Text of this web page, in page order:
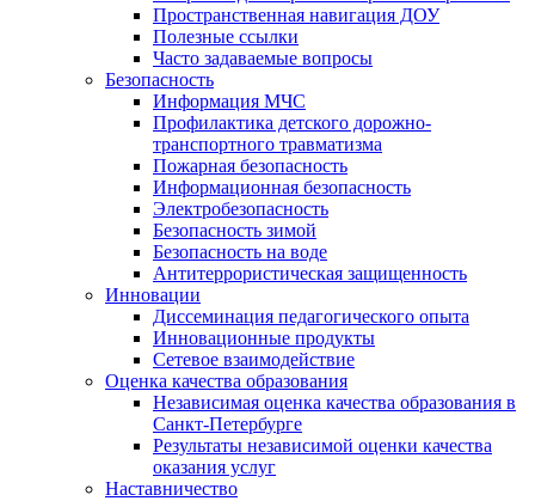
Пространственная навигация ДОУ
Полезные ссылки
Часто задаваемые вопросы
Безопасность
Информация МЧС
Профилактика детского дорожно-
транспортного травматизма
Пожарная безопасность
Информационная безопасность
Электробезопасность
Безопасность зимой
Безопасность на воде
Антитеррористическая защищенность
Инновации
Диссеминация педагогического опыта
Инновационные продукты
Сетевое взаимодействие
Оценка качества образования
Независимая оценка качества образования в
Санкт-Петербурге
Результаты независимой оценки качества
оказания услуг
Наставничество